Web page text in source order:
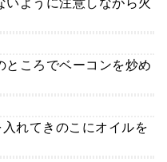
ところでベーコンを炒め
れてきのこにオイルを